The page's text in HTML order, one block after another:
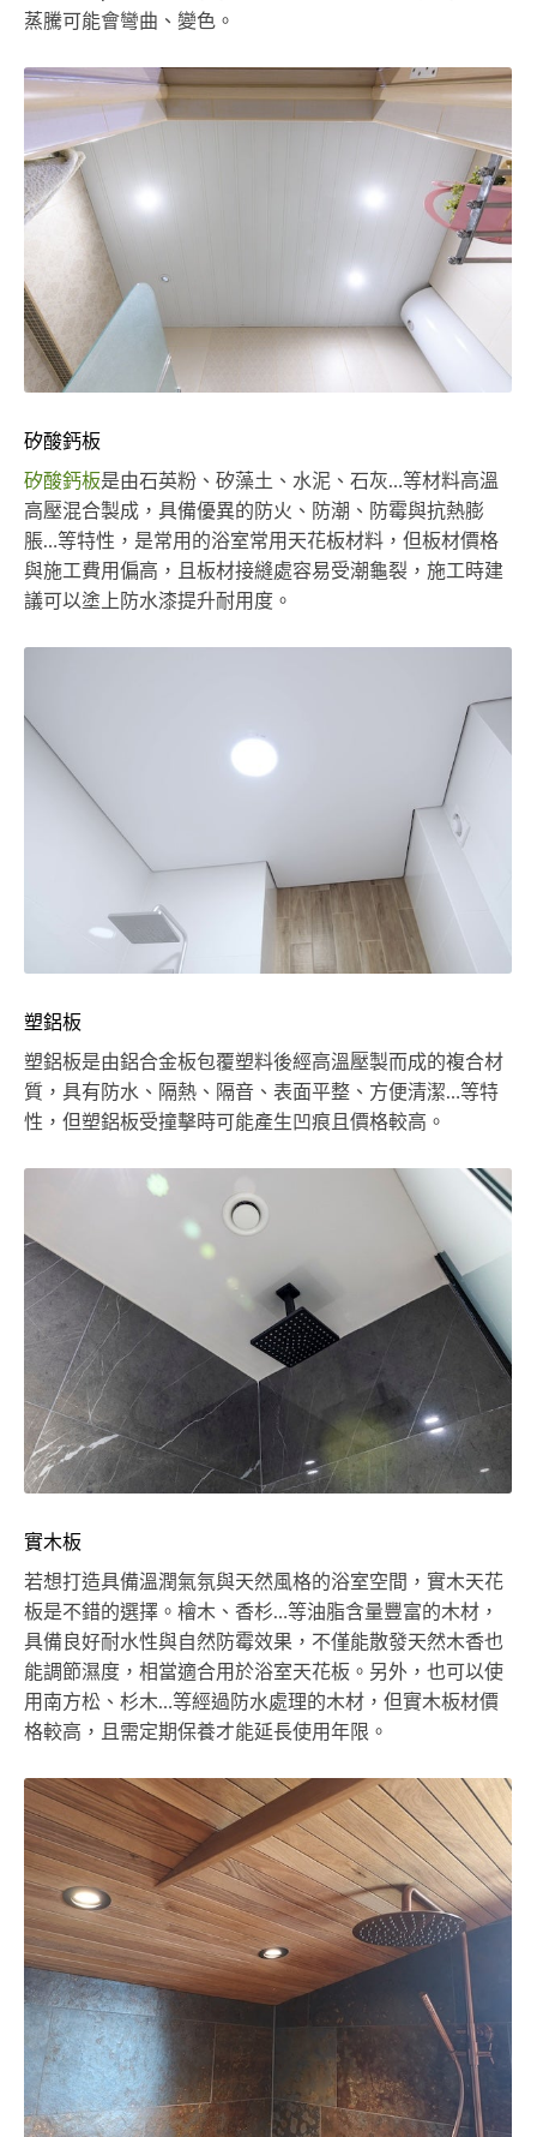
蒸騰可能會彎曲、變色。
矽酸鈣板
矽酸鈣板是由石英粉、矽藻土、水泥、石灰…等材料高溫
高壓混合製成，具備優異的防火、防潮、防霉與抗熱膨
脹…等特性，是常用的浴室常用天花板材料，但板材價格
與施工費用偏高，且板材接縫處容易受潮龜裂，施工時建
議可以塗上防水漆提升耐用度。
塑鋁板
塑鋁板是由鋁合金板包覆塑料後經高溫壓製而成的複合材
質，具有防水、隔熱、隔音、表面平整、方便清潔…等特
性，但塑鋁板受撞擊時可能產生凹痕且價格較高。
實木板
若想打造具備溫潤氣氛與天然風格的浴室空間，實木天花
板是不錯的選擇。檜木、香杉…等油脂含量豐富的木材，
具備良好耐水性與自然防霉效果，不僅能散發天然木香也
能調節濕度，相當適合用於浴室天花板。另外，也可以使
用南方松、杉木…等經過防水處理的木材，但實木板材價
格較高，且需定期保養才能延長使用年限。